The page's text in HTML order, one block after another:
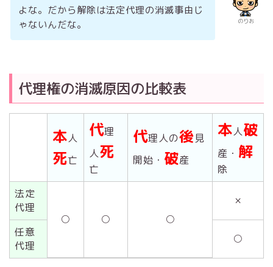
のりお
よな。だから解除は法定代理の消滅事由じ
ゃないんだな。
代理権の消滅原因の比較表
本人
死亡
代理
人死
亡
代理人の後見
開始・ 破産
本人破
産・ 解
除
法定
代理
○
○ ○
×
任意
代理
○